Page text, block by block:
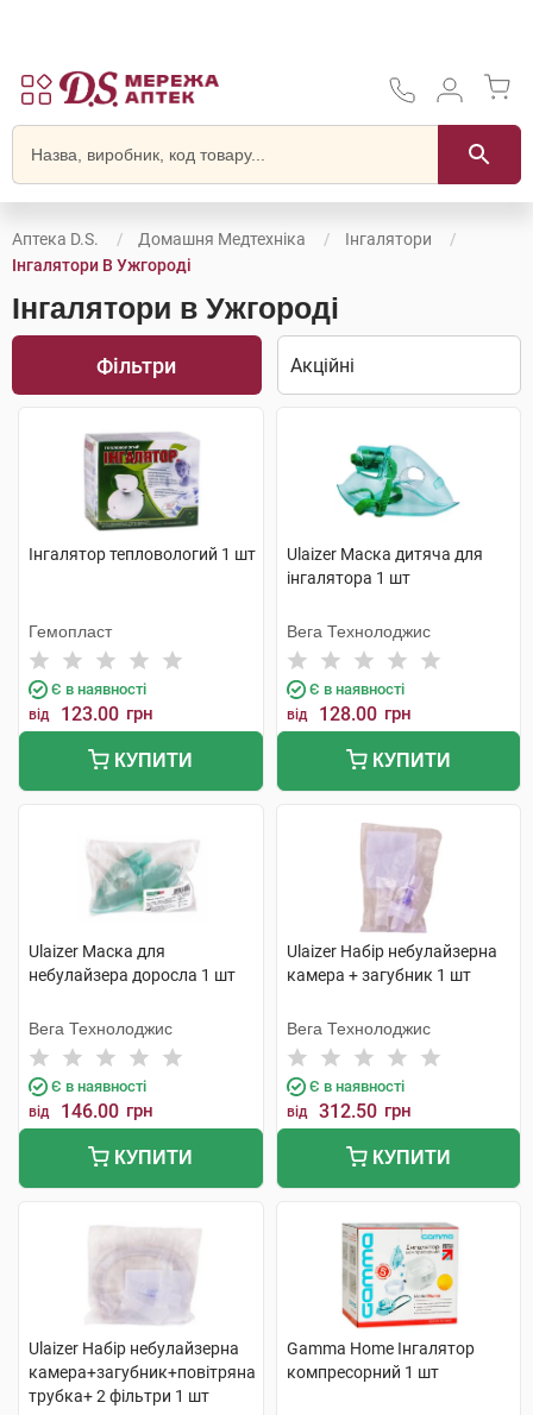
Аптека D.S. Домашня Медтехніка
Інгалятори
Інгалятори В Ужгороді
Інгалятори в Ужгороді
Фільтри
Інгалятор тепловологий 1 шт
Гемопласт
Є в наявності
від 123.00 грн
КУПИТИ
Ulaizer Маска дитяча для
інгалятора 1 шт
Вега Технолоджис
Є в наявності
від 128.00 грн
КУПИТИ
Ulaizer Маска для
небулайзера доросла 1 шт
Вега Технолоджис
Є в наявності
від 146.00 грн
КУПИТИ
Ulaizer Набір небулайзерна
камера + загубник 1 шт
Вега Технолоджис
Є в наявності
від 312.50 грн
КУПИТИ
Ulaizer Набір небулайзерна
камера+загубник+повітряна
трубка+ 2 фільтри 1 шт
Gamma Home Інгалятор
компресорний 1 шт